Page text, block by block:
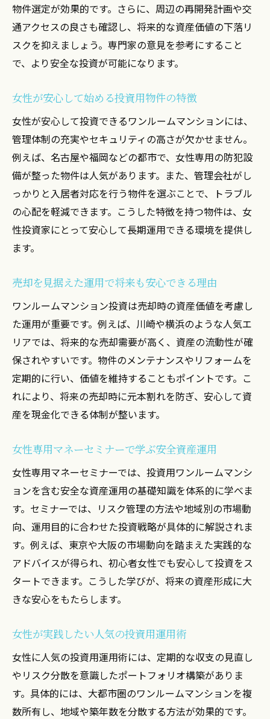
物件選定が効果的です。さらに、周辺の再開発計画や交
通アクセスの良さも確認し、将来的な資産価値の下落リ
スクを抑えましょう。専門家の意見を参考にすること
で、より安全な投資が可能になります。
女性が安心して始める投資用物件の特徴
女性が安心して投資できるワンルームマンションには、
管理体制の充実やセキュリティの高さが欠かせません。
例えば、名古屋や福岡などの都市で、女性専用の防犯設
備が整った物件は人気があります。また、管理会社がし
っかりと入居者対応を行う物件を選ぶことで、トラブル
の心配を軽減できます。こうした特徴を持つ物件は、女
性投資家にとって安心して長期運用できる環境を提供し
ます。
売却を見据えた運用で将来も安心できる理由
ワンルームマンション投資は売却時の資産価値を考慮し
た運用が重要です。例えば、川崎や横浜のような人気エ
リアでは、将来的な売却需要が高く、資産の流動性が確
保されやすいです。物件のメンテナンスやリフォームを
定期的に行い、価値を維持することもポイントです。こ
れにより、将来の売却時に元本割れを防ぎ、安心して資
産を現金化できる体制が整います。
女性専用マネーセミナーで学ぶ安全資産運用
女性専用マネーセミナーでは、投資用ワンルームマンシ
ョンを含む安全な資産運用の基礎知識を体系的に学べま
す。セミナーでは、リスク管理の方法や地域別の市場動
向、運用目的に合わせた投資戦略が具体的に解説されま
す。例えば、東京や大阪の市場動向を踏まえた実践的な
アドバイスが得られ、初心者女性でも安心して投資をス
タートできます。こうした学びが、将来の資産形成に大
きな安心をもたらします。
女性が実践したい人気の投資用運用術
女性に人気の投資用運用術には、定期的な収支の見直し
やリスク分散を意識したポートフォリオ構築がありま
す。具体的には、大都市圏のワンルームマンションを複
数所有し、地域や築年数を分散する方法が効果的です。